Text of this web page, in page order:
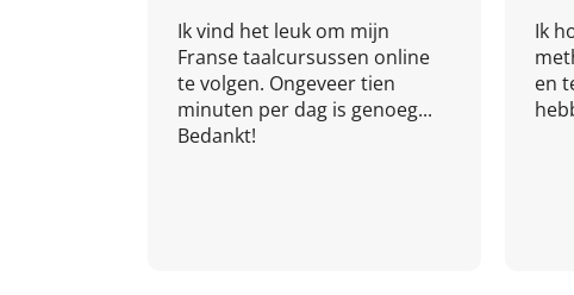
Ik vind het leuk om mijn
Franse taalcursussen online
te volgen. Ongeveer tien
minuten per dag is genoeg...
Bedankt!
Ik
en